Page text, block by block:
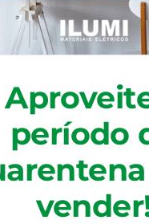
período